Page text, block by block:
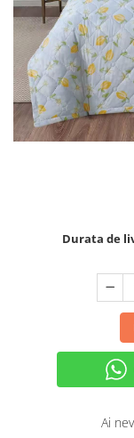
Durata de
Ai